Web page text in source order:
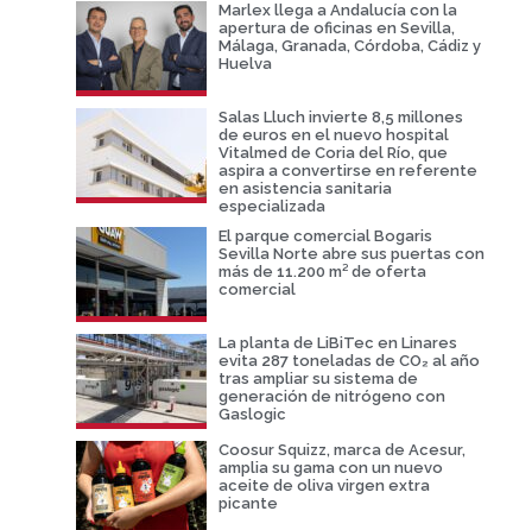
Marlex llega a Andalucía con la
apertura de oficinas en Sevilla,
Málaga, Granada, Córdoba, Cádiz y
Huelva
Salas Lluch invierte 8,5 millones
de euros en el nuevo hospital
Vitalmed de Coria del Río, que
aspira a convertirse en referente
en asistencia sanitaria
especializada
El parque comercial Bogaris
Sevilla Norte abre sus puertas con
más de 11.200 m² de oferta
comercial
La planta de LiBiTec en Linares
evita 287 toneladas de CO₂ al año
tras ampliar su sistema de
generación de nitrógeno con
Gaslogic
Coosur Squizz, marca de Acesur,
amplia su gama con un nuevo
aceite de oliva virgen extra
picante